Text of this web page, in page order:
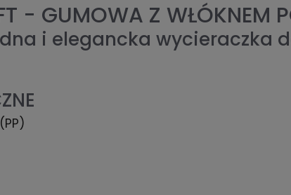
- GUMOWA Z WŁÓKNEM
i elegancka wycieraczka